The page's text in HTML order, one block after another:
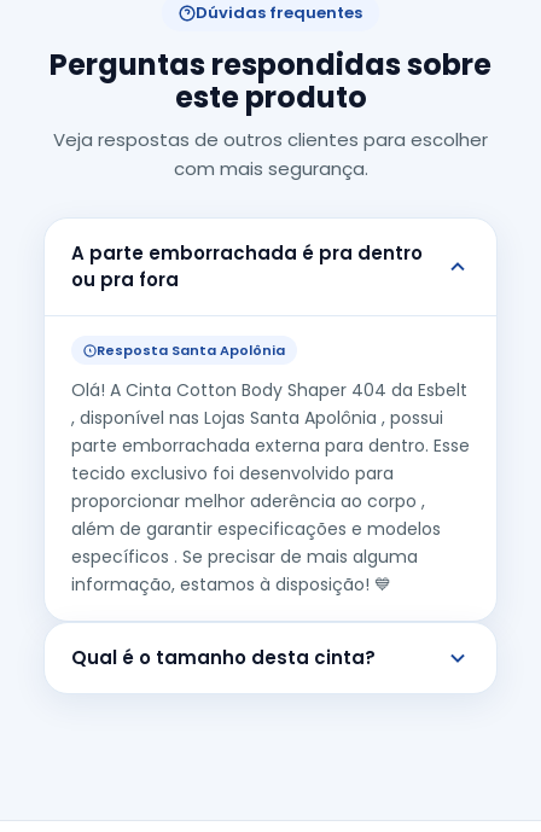
Dúvidas frequentes
Perguntas respondidas sobre
este produto
Veja respostas de outros clientes para escolher
com mais segurança.
A parte emborrachada é pra dentro
ou pra fora
Resposta Santa Apolônia
Olá! A Cinta Cotton Body Shaper 404 da Esbelt
, disponível nas Lojas Santa Apolônia , possui
parte emborrachada externa para dentro. Esse
tecido exclusivo foi desenvolvido para
proporcionar melhor aderência ao corpo ,
além de garantir especificações e modelos
específicos . Se precisar de mais alguma
informação, estamos à disposição! 💙
Qual é o tamanho desta cinta?